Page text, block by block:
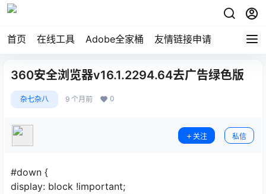
首页 在线工具 Adobe全家桶 友情链接申请
360安全浏览器v16.1.2294.64去广告绿色版
杂七杂八 9 个月前 0
关注 私信
#down {
display: block !important;